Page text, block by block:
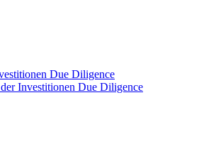
Due Diligence
Investitionen Due Diligence